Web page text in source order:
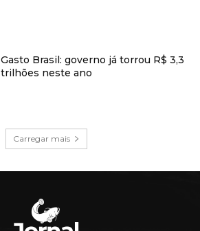
Gasto Brasil: governo já torrou R$ 3,3
trilhões neste ano
Carregar mais